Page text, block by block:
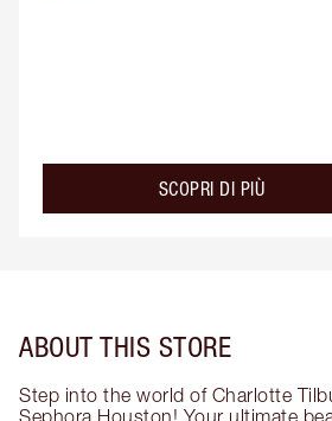
SCOPRI DI PIÙabout the
ABOUT THIS STORE
Step into the world of Charlotte